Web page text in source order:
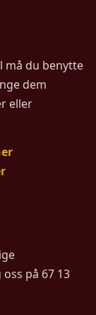
må du benytte
dem
eller
på 67 13